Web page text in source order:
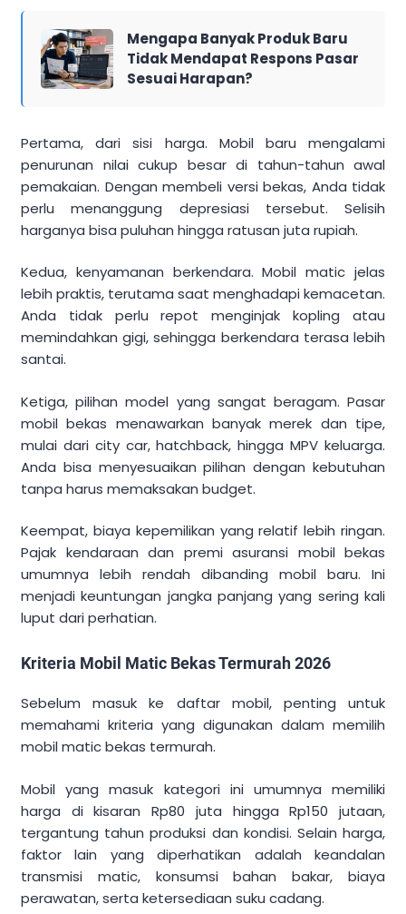
Mengapa Banyak Produk Baru
Tidak Mendapat Respons Pasar
Sesuai Harapan?
Pertama, dari sisi harga. Mobil baru mengalami
penurunan nilai cukup besar di tahun-tahun awal
pemakaian. Dengan membeli versi bekas, Anda tidak
perlu menanggung depresiasi tersebut. Selisih
harganya bisa puluhan hingga ratusan juta rupiah.
Kedua, kenyamanan berkendara. Mobil matic jelas
lebih praktis, terutama saat menghadapi kemacetan.
Anda tidak perlu repot menginjak kopling atau
memindahkan gigi, sehingga berkendara terasa lebih
santai.
Ketiga, pilihan model yang sangat beragam. Pasar
mobil bekas menawarkan banyak merek dan tipe,
mulai dari city car, hatchback, hingga MPV keluarga.
Anda bisa menyesuaikan pilihan dengan kebutuhan
tanpa harus memaksakan budget.
Keempat, biaya kepemilikan yang relatif lebih ringan.
Pajak kendaraan dan premi asuransi mobil bekas
umumnya lebih rendah dibanding mobil baru. Ini
menjadi keuntungan jangka panjang yang sering kali
luput dari perhatian.
Kriteria Mobil Matic Bekas Termurah 2026
Sebelum masuk ke daftar mobil, penting untuk
memahami kriteria yang digunakan dalam memilih
mobil matic bekas termurah.
Mobil yang masuk kategori ini umumnya memiliki
harga di kisaran Rp80 juta hingga Rp150 jutaan,
tergantung tahun produksi dan kondisi. Selain harga,
faktor lain yang diperhatikan adalah keandalan
transmisi matic, konsumsi bahan bakar, biaya
perawatan, serta ketersediaan suku cadang.